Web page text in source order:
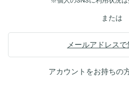
または
メールアドレス
アカウントをお持ちの